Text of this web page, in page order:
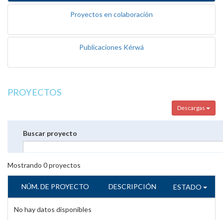
Proyectos en colaboración
Publicaciones Kérwá
PROYECTOS
Descargas
Buscar proyecto
Mostrando 0proyectos
NÚM. DE PROYECTO DESCRIPCIÓN ESTADO
No hay datos disponibles